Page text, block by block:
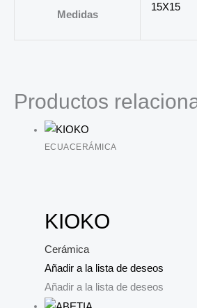
Medidas
15X15
Productos
ECUACERÁMICA
KIOKO
Cerámica
Añadir a la lista de deseos
Añadir a la lista de deseos